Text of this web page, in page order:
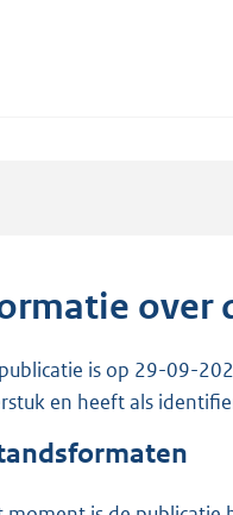
over
is op 29-09-
en heeft als